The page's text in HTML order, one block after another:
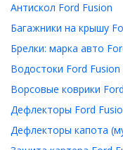
Антискол Ford Fusion
Багажники на крышу
Брелки: марка авто
Водостоки Ford Fusion
Ворсовые коврики
Дефлекторы Ford
Дефлекторы капота